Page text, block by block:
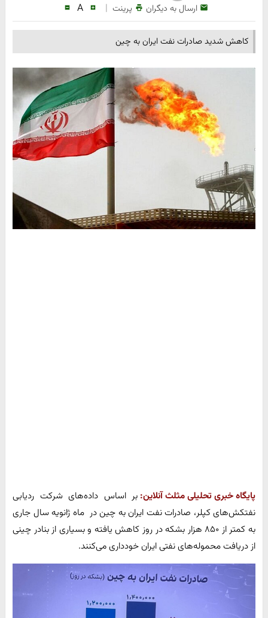
ارسال به دیگران پرینت |
A
کاهش شدید صادرات نفت ایران به چین
پایگاه خبری تحلیلی مثلث آنلاین: بر اساس داده‌های شرکت ردیابی
نفتکش‌های کپلر، صادرات نفت ایران به چین در ماه ژانویه سال جاری
به کمتر از ۸۵۰ هزار بشکه در روز کاهش یافته و بسیاری از بنادر چینی
از دریافت محموله‌های نفتی ایران خودداری می‌کنند.